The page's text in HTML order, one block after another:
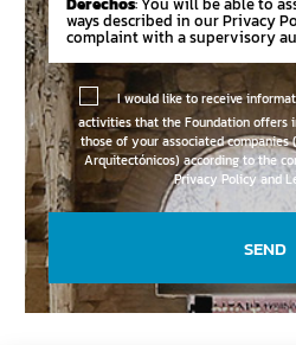
ways described in our Privacy
complaint with a supervisory
I would like to receive
activities that the Foundation offers
those of your associated companies
Arquitectónicos) according to the
Privacy Policy and
SEND